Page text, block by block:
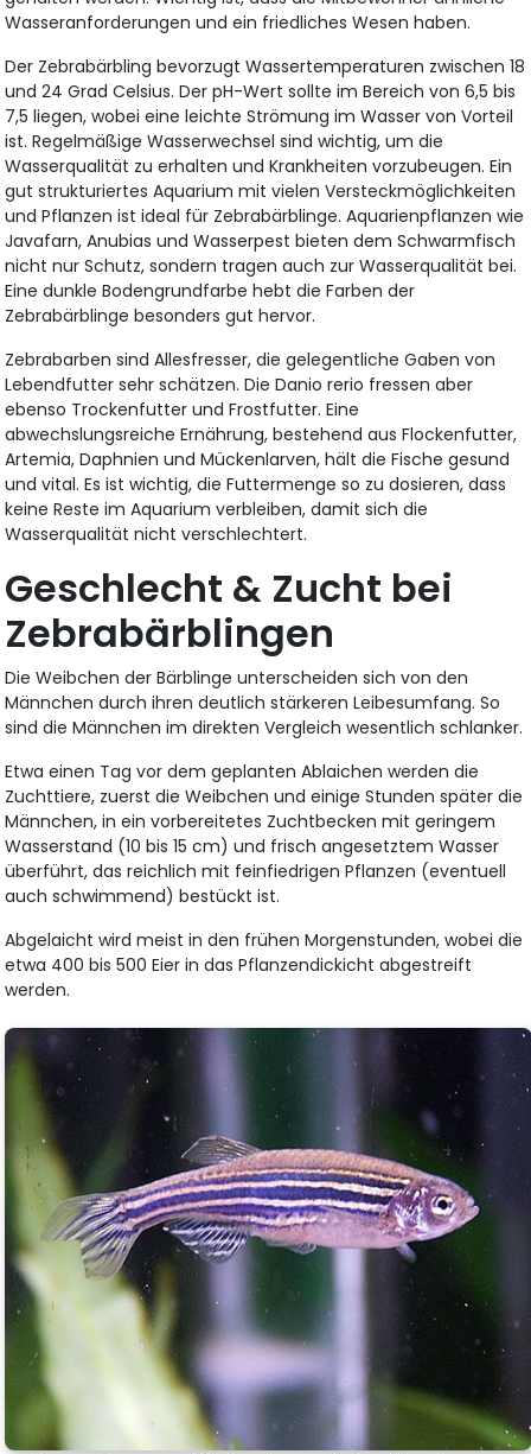
Wasseranforderungen und ein friedliches Wesen haben.
Der Zebrabärbling bevorzugt Wassertemperaturen zwischen 18
und 24 Grad Celsius. Der pH-Wert sollte im Bereich von 6,5 bis
7,5 liegen, wobei eine leichte Strömung im Wasser von Vorteil
ist. Regelmäßige Wasserwechsel sind wichtig, um die
Wasserqualität zu erhalten und Krankheiten vorzubeugen. Ein
gut strukturiertes Aquarium mit vielen Versteckmöglichkeiten
und Pflanzen ist ideal für Zebrabärblinge. Aquarienpflanzen wie
Javafarn, Anubias und Wasserpest bieten dem Schwarmfisch
nicht nur Schutz, sondern tragen auch zur Wasserqualität bei.
Eine dunkle Bodengrundfarbe hebt die Farben der
Zebrabärblinge besonders gut hervor.
Zebrabarben sind Allesfresser, die gelegentliche Gaben von
Lebendfutter sehr schätzen. Die Danio rerio fressen aber
ebenso Trockenfutter und Frostfutter. Eine
abwechslungsreiche Ernährung, bestehend aus Flockenfutter,
Artemia, Daphnien und Mückenlarven, hält die Fische gesund
und vital. Es ist wichtig, die Futtermenge so zu dosieren, dass
keine Reste im Aquarium verbleiben, damit sich die
Wasserqualität nicht verschlechtert.
Geschlecht & Zucht bei
Zebrabärblingen
Die Weibchen der Bärblinge unterscheiden sich von den
Männchen durch ihren deutlich stärkeren Leibesumfang. So
sind die Männchen im direkten Vergleich wesentlich schlanker.
Etwa einen Tag vor dem geplanten Ablaichen werden die
Zuchttiere, zuerst die Weibchen und einige Stunden später die
Männchen, in ein vorbereitetes Zuchtbecken mit geringem
Wasserstand (10 bis 15 cm) und frisch angesetztem Wasser
überführt, das reichlich mit feinfiedrigen Pflanzen (eventuell
auch schwimmend) bestückt ist.
Abgelaicht wird meist in den frühen Morgenstunden, wobei die
etwa 400 bis 500 Eier in das Pflanzendickicht abgestreift
werden.